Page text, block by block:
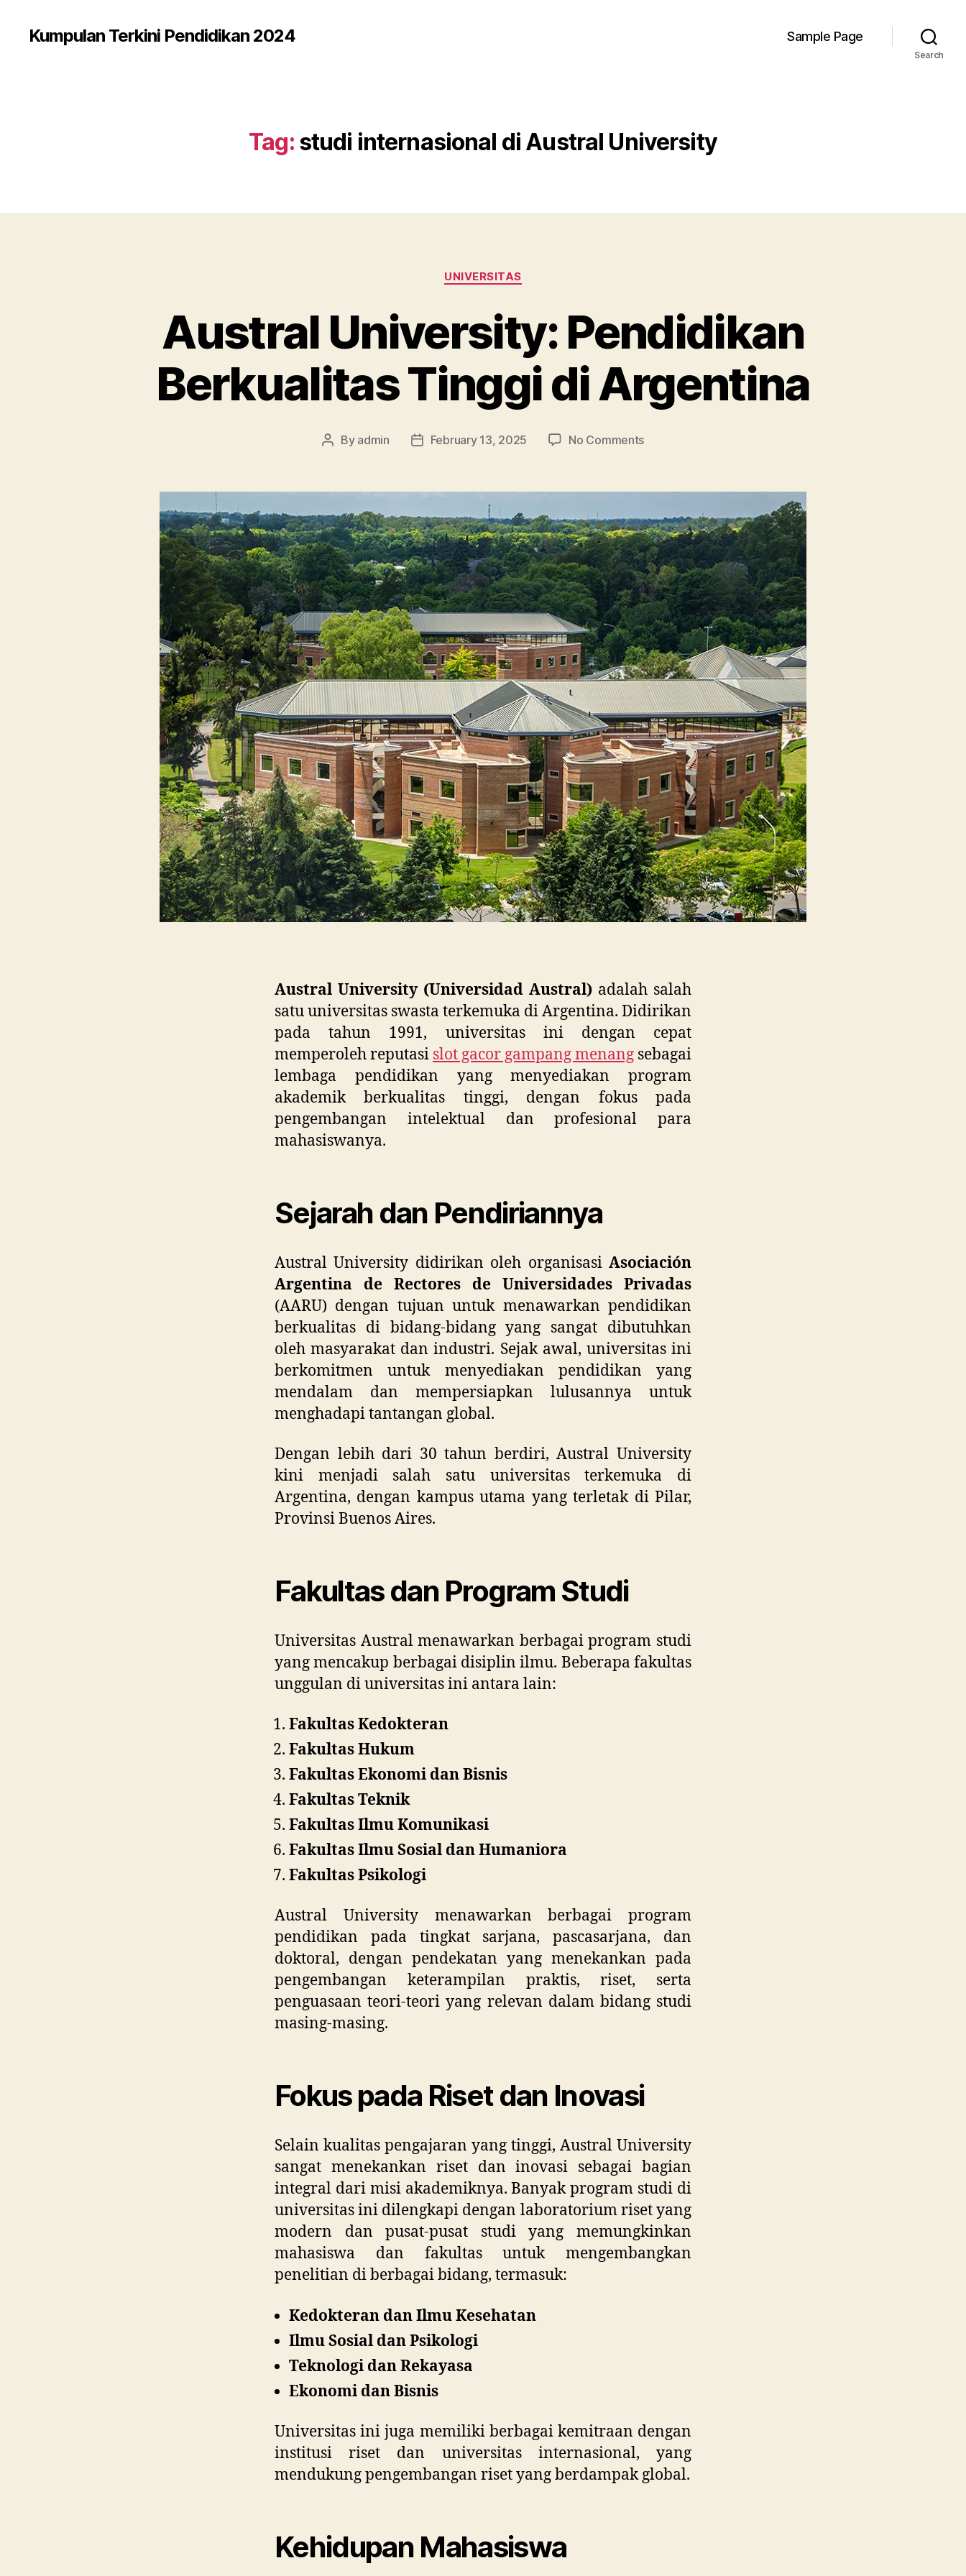
Kumpulan Terkini Pendidikan 2024 Sample Page
Search
Tag: studi internasional di Austral University
Categories
UNIVERSITAS
Austral University: Pendidikan
Berkualitas Tinggi di Argentina
Post
By admin
PostFebruary 13, 2025 No Commentson
Pendidikan
Tinggi
di
Argentina
Austral University (Universidad Austral) adalah salah
satu universitas swasta terkemuka di Argentina. Didirikan
pada tahun 1991, universitas ini dengan cepat
memperoleh reputasi slot gacor gampang menang sebagai
lembaga pendidikan yang menyediakan program
akademik berkualitas tinggi, dengan fokus pada
pengembangan intelektual dan profesional para
mahasiswanya.
Sejarah dan Pendiriannya
Austral University didirikan oleh organisasi Asociación
Argentina de Rectores de Universidades Privadas
(AARU) dengan tujuan untuk menawarkan pendidikan
berkualitas di bidang-bidang yang sangat dibutuhkan
oleh masyarakat dan industri. Sejak awal, universitas ini
berkomitmen untuk menyediakan pendidikan yang
mendalam dan mempersiapkan lulusannya untuk
menghadapi tantangan global.
Dengan lebih dari 30 tahun berdiri, Austral University
kini menjadi salah satu universitas terkemuka di
Argentina, dengan kampus utama yang terletak di Pilar,
Provinsi Buenos Aires.
Fakultas dan Program Studi
Universitas Austral menawarkan berbagai program studi
yang mencakup berbagai disiplin ilmu. Beberapa fakultas
unggulan di universitas ini antara lain:
Fakultas Kedokteran
Fakultas Hukum
Fakultas Ekonomi dan Bisnis
Fakultas Teknik
Fakultas Ilmu Komunikasi
Fakultas Ilmu Sosial dan Humaniora
Fakultas Psikologi
Austral University menawarkan berbagai program
pendidikan pada tingkat sarjana, pascasarjana, dan
doktoral, dengan pendekatan yang menekankan pada
pengembangan keterampilan praktis, riset, serta
penguasaan teori-teori yang relevan dalam bidang studi
masing-masing.
Fokus pada Riset dan Inovasi
Selain kualitas pengajaran yang tinggi, Austral University
sangat menekankan riset dan inovasi sebagai bagian
integral dari misi akademiknya. Banyak program studi di
universitas ini dilengkapi dengan laboratorium riset yang
modern dan pusat-pusat studi yang memungkinkan
mahasiswa dan fakultas untuk mengembangkan
penelitian di berbagai bidang, termasuk:
Kedokteran dan Ilmu Kesehatan
Ilmu Sosial dan Psikologi
Teknologi dan Rekayasa
Ekonomi dan Bisnis
Universitas ini juga memiliki berbagai kemitraan dengan
institusi riset dan universitas internasional, yang
mendukung pengembangan riset yang berdampak global.
Kehidupan Mahasiswa